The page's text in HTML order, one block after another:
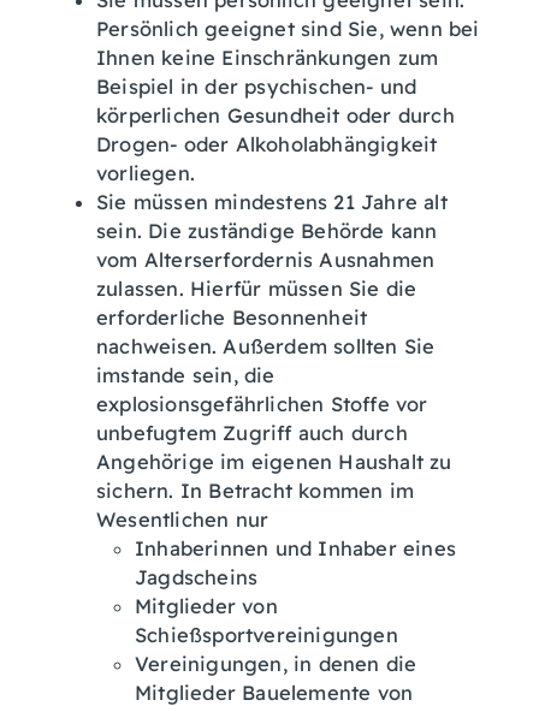
Persönlich geeignet sind Sie, wenn bei
Ihnen keine Einschränkungen zum
Beispiel in der psychischen- und
körperlichen Gesundheit oder durch
Drogen- oder Alkoholabhängigkeit
vorliegen.
Sie müssen mindestens 21 Jahre alt
sein. Die zuständige Behörde kann
vom Alterserfordernis Ausnahmen
zulassen. Hierfür müssen Sie die
erforderliche Besonnenheit
nachweisen. Außerdem sollten Sie
imstande sein, die
explosionsgefährlichen Stoffe vor
unbefugtem Zugriff auch durch
Angehörige im eigenen Haushalt zu
sichern. In Betracht kommen im
Wesentlichen nur
Inhaberinnen und Inhaber eines
Jagdscheins
Mitglieder von
Schießsportvereinigungen
Vereinigungen, in denen die
Mitglieder Bauelemente von